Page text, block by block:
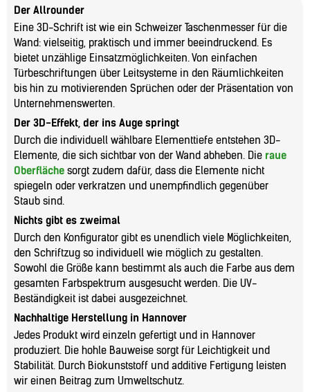
Der Allrounder
Eine 3D-Schrift ist wie ein Schweizer Taschenmesser für die
Wand: vielseitig, praktisch und immer beeindruckend. Es
bietet unzählige Einsatzmöglichkeiten. Von einfachen
Türbeschriftungen über Leitsysteme in den Räumlichkeiten
bis hin zu motivierenden Sprüchen oder der Präsentation von
Unternehmenswerten.
Der 3D-Effekt, der ins Auge springt
Durch die individuell wählbare Elementtiefe entstehen 3D-
Elemente, die sich sichtbar von der Wand abheben. Die raue
Oberfläche sorgt zudem dafür, dass die Elemente nicht
spiegeln oder verkratzen und unempfindlich gegenüber
Staub sind.
Nichts gibt es zweimal
Durch den Konfigurator gibt es unendlich viele Möglichkeiten,
den Schriftzug so individuell wie möglich zu gestalten.
Sowohl die Größe kann bestimmt als auch die Farbe aus dem
gesamten Farbspektrum ausgesucht werden. Die UV-
Beständigkeit ist dabei ausgezeichnet.
Nachhaltige Herstellung in Hannover
Jedes Produkt wird einzeln gefertigt und in Hannover
produziert. Die hohle Bauweise sorgt für Leichtigkeit und
Stabilität. Durch Biokunststoff und additive Fertigung leisten
wir einen Beitrag zum Umweltschutz.